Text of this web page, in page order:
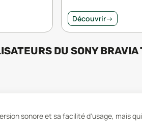
Découvrir→
DU SONY BRAVIA
sonore et sa facilité d'usage, mais